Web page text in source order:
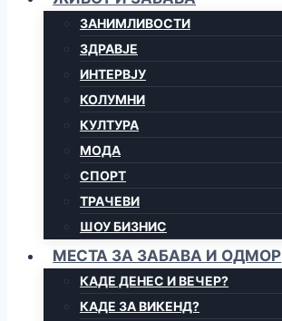
ЗАНИМЛИВОСТИ
ЗДРАВЈЕ
ИНТЕРВЈУ
КОЛУМНИ
КУЛТУРА
МОДА
СПОРТ
ТРАЧЕВИ
ШОУ БИЗНИС
МЕСТА ЗА ЗАБАВА И ОДМОР
КАДЕ ДЕНЕС И ВЕЧЕР?
КАДЕ ЗА ВИКЕНД?